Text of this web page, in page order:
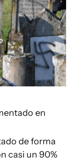
en
de forma
casi un 90%